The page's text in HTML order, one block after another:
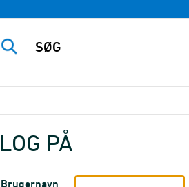
LOG PÅ
Brugernavn